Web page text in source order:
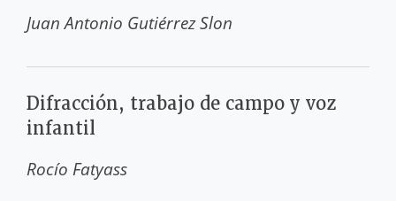
Juan Antonio Gutiérrez Slon
Difracción, trabajo de campo y voz
infantil
Rocío Fatyass